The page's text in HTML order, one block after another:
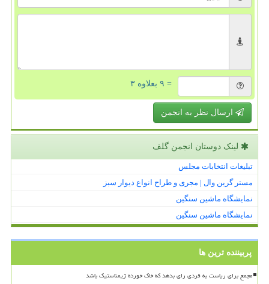
= ۹ بعلاوه ۳
ارسال نظر به انجمن
لینک دوستان انجمن گلف
تبلیغات انتخابات مجلس
مستر گرین وال | مجری و طراح انواع دیوار سبز
نمایشگاه ماشین سنگین
نمایشگاه ماشین سنگین
پربیننده ترین ها
مجمع برای ریاست به فردی رای بدهد که خاک خورده ژیمناستیک باشد